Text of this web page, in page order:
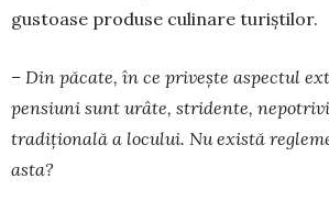
gustoase produse culinare turiștilor.
– Din păcate, în ce privește aspectul
pensiuni sunt urâte, stridente,
tradițională a locului. Nu există
asta?